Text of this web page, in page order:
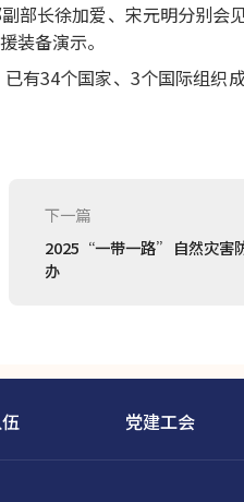
部长徐加爱、宋元明分别会
装备演示。
34个国家、3个国际组织
下一篇
2025“一带一路”自然灾害
办
党建工会